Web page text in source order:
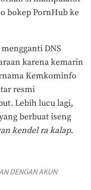
bokep PornHub ke
DNS
karena kemarin
Kemkominfo
resmi
Lebih lucu lagi,
berbuat iseng
kendel ra kalap.
DENGAN AKUN